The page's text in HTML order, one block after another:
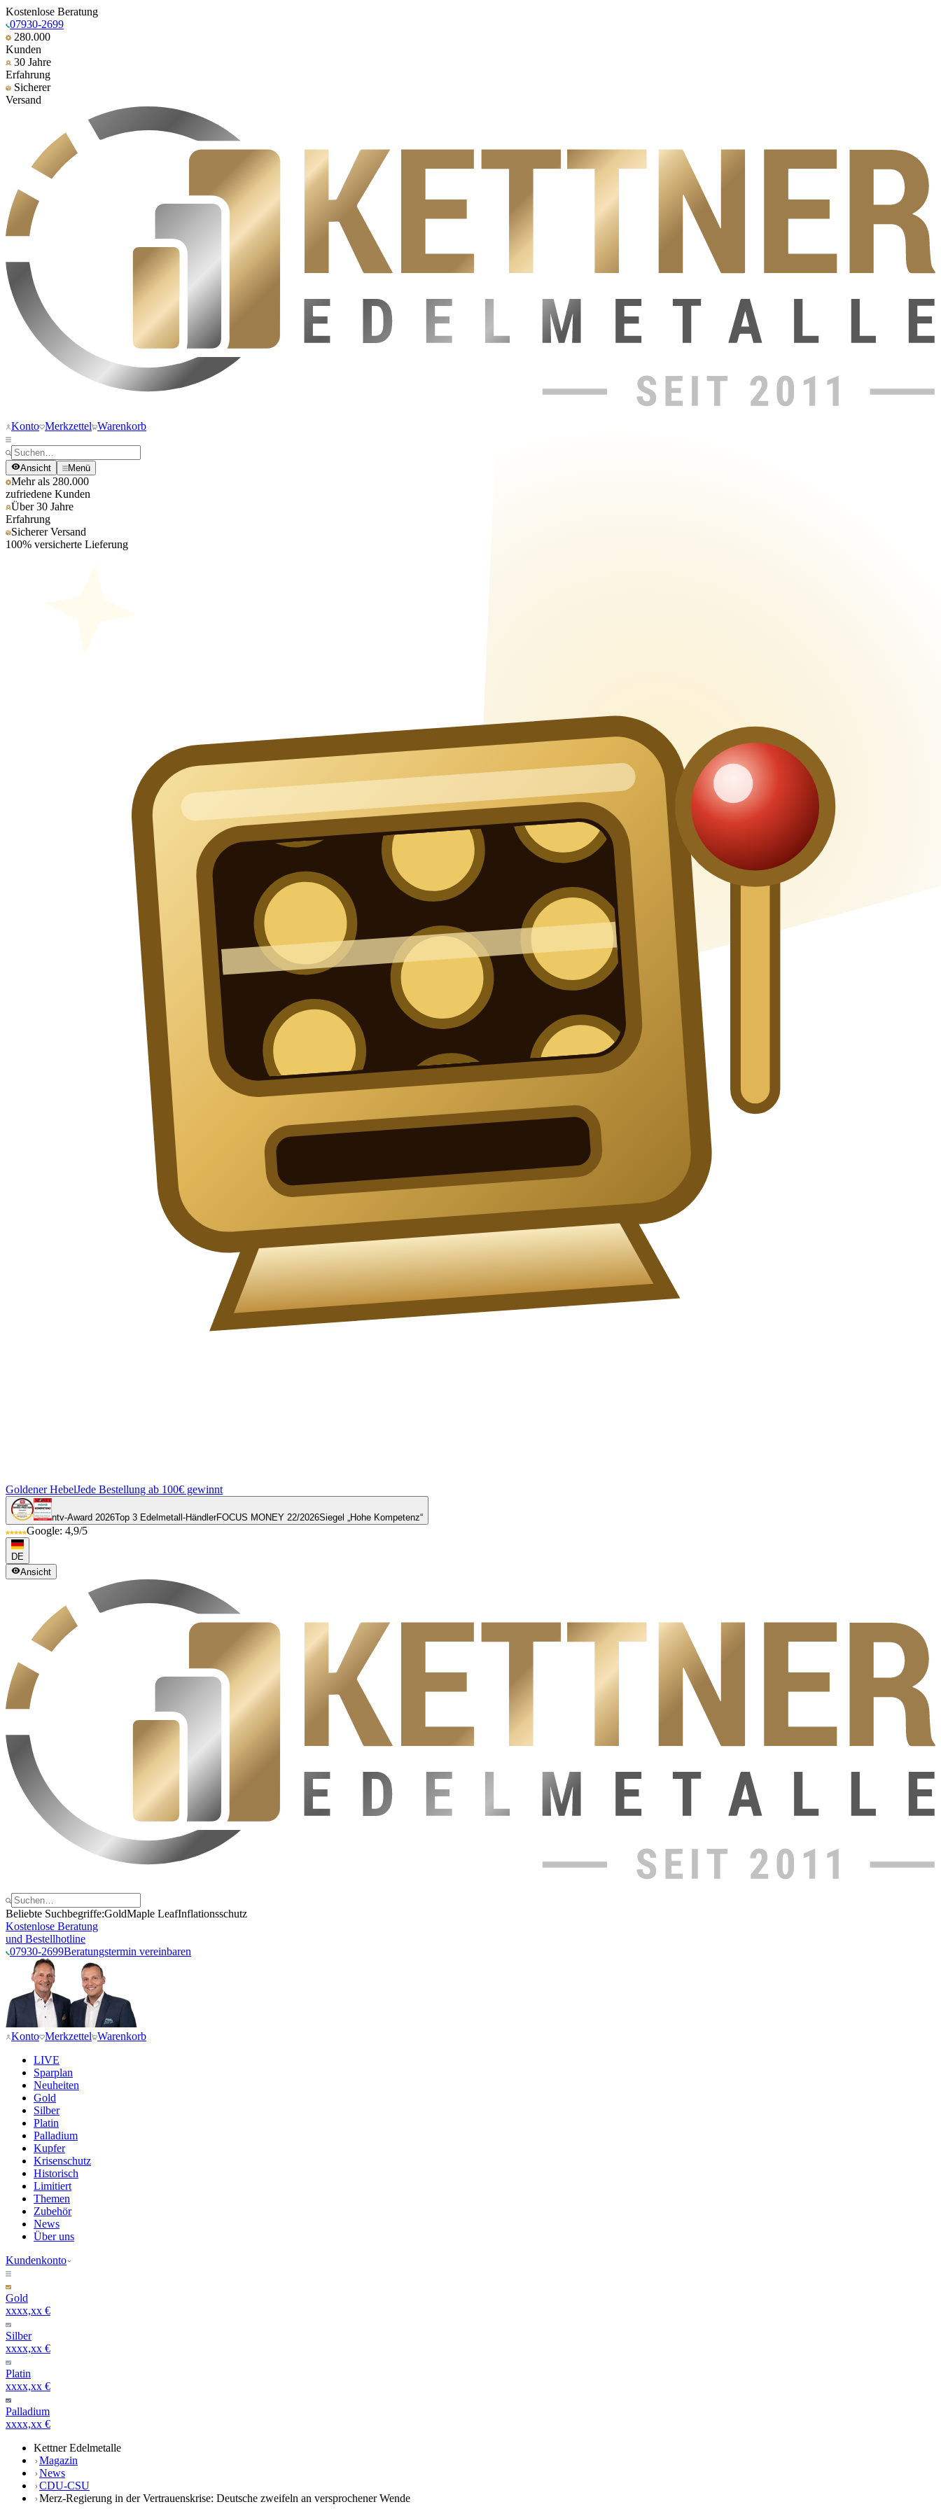
Kostenlose Beratung
07930-2699
280.000
Kunden
30 Jahre
Erfahrung
Sicherer
Versand
Konto Merkzettel Warenkorb
Ansicht Menü
Mehr als 280.000
zufriedene Kunden
Über 30 Jahre
Erfahrung
Sicherer Versand
100% versicherte Lieferung
Goldener HebelJede Bestellung ab 100€ gewinnt
ntv-Award 2026Top 3 Edelmetall-HändlerFOCUS MONEY 22/2026Siegel „Hohe Kompetenz“
Google: 4,9/5
DE
Ansicht
Beliebte Suchbegriffe:GoldMaple LeafInflationsschutz
Kostenlose Beratung
und Bestellhotline
07930-2699Beratungstermin vereinbaren
Konto Merkzettel Warenkorb
LIVE
Sparplan
Neuheiten
Gold
Silber
Platin
Palladium
Kupfer
Krisenschutz
Historisch
Limitiert
Themen
Zubehör
News
Über uns
Kundenkonto
Gold
xxxx,xx €
Silber
xxxx,xx €
Platin
xxxx,xx €
Palladium
xxxx,xx €
Kettner Edelmetalle
Magazin
News
CDU-CSU
Merz-Regierung in der Vertrauenskrise: Deutsche zweifeln an versprochener Wende